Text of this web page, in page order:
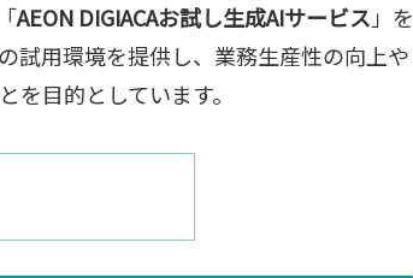
AEON DIGIACAお試し生成AIサービス」を
試用環境を提供し、業務生産性の向上や
目的としています。